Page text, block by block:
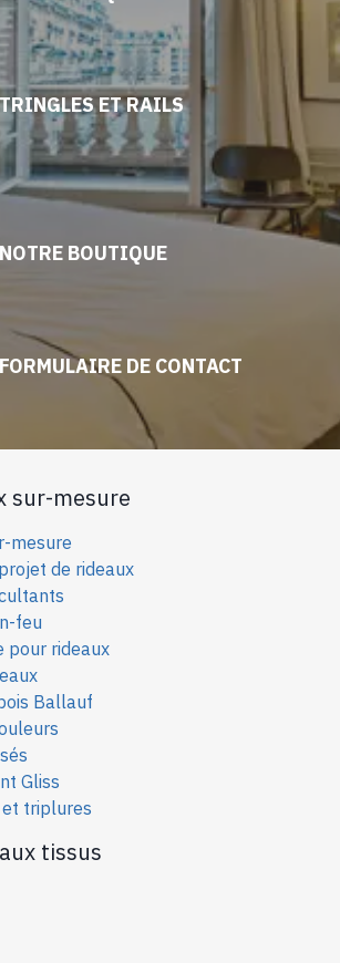
TRINGLES ET RAILS
NOTRE BOUTIQUE
FORMULAIRE DE CONTACT
sur-mesure
mesure
de rideaux
feu
pour rideaux
Ballauf
Gliss
triplures
tissus